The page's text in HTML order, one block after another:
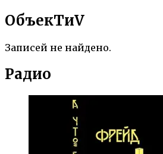
ОбъекTиV
Записей не найдено.
Радио